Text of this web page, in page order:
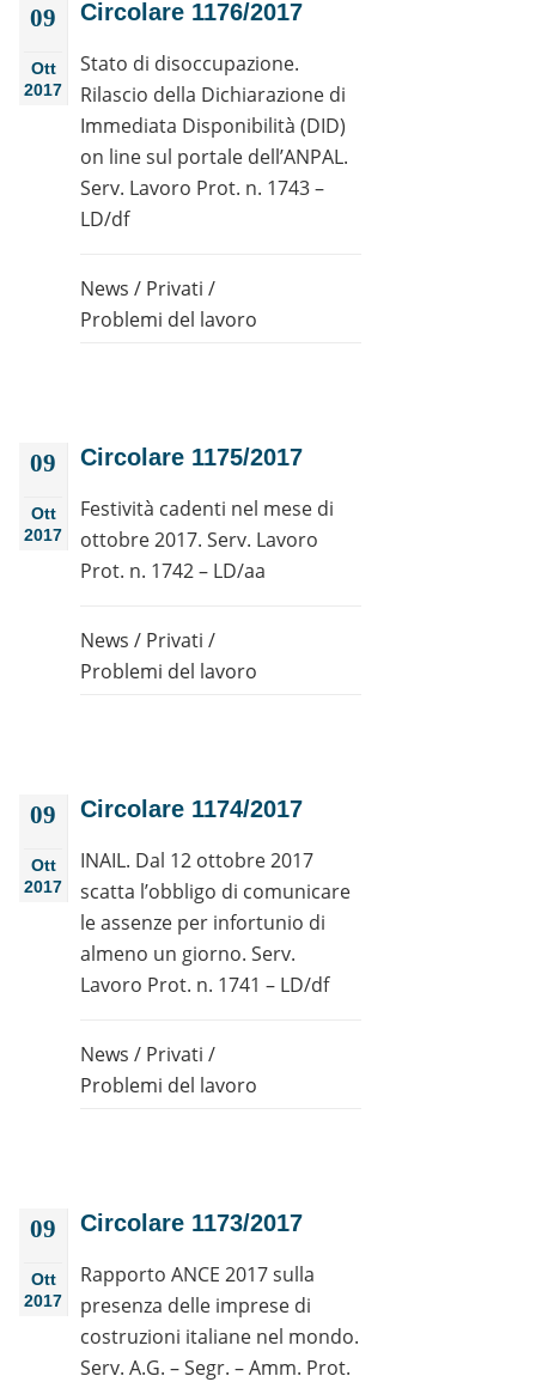
09
Ott
2017
Circolare 1176/2017
Stato di disoccupazione.
Rilascio della Dichiarazione di
Immediata Disponibilità (DID)
on line sul portale dell’ANPAL.
Serv. Lavoro Prot. n. 1743 –
LD/df
News / Privati /
Problemi del lavoro
09
Ott
2017
Circolare 1175/2017
Festività cadenti nel mese di
ottobre 2017. Serv. Lavoro
Prot. n. 1742 – LD/aa
News / Privati /
Problemi del lavoro
09
Ott
2017
Circolare 1174/2017
INAIL. Dal 12 ottobre 2017
scatta l’obbligo di comunicare
le assenze per infortunio di
almeno un giorno. Serv.
Lavoro Prot. n. 1741 – LD/df
News / Privati /
Problemi del lavoro
09
Ott
2017
Circolare 1173/2017
Rapporto ANCE 2017 sulla
presenza delle imprese di
costruzioni italiane nel mondo.
Serv. A.G. – Segr. – Amm. Prot.